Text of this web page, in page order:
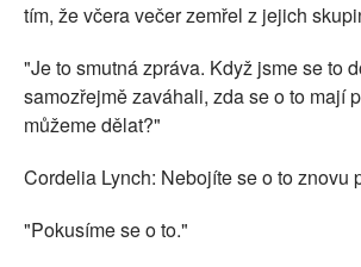
tím, že včera večer zemřel z jejich
"Je to smutná zpráva. Když jsme se to
samozřejmě zaváhali, zda se o to mají
můžeme dělat?"
Cordelia Lynch: Nebojíte se o to znovu
"Pokusíme se o to."